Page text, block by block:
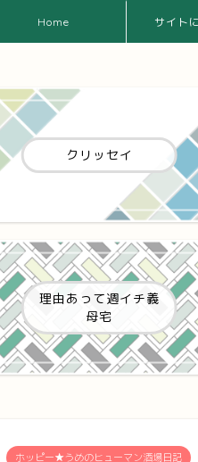
Home サイト
クリッセイ
理由あって週イチ義
母宅
ホッピー★うめのヒューマン酒場日記